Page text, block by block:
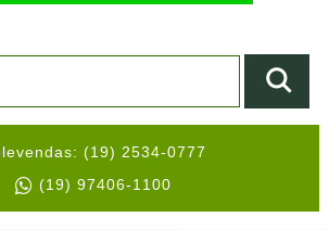
(19) 2534-0777
(19) 97406-1100